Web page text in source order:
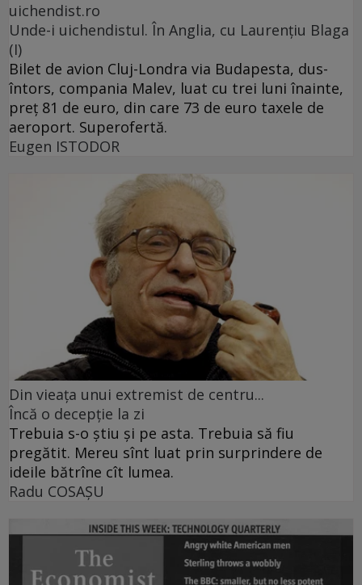
uichendist.ro
Unde-i uichendistul. În Anglia, cu Laurenţiu Blaga
(I)
Bilet de avion Cluj-Londra via Budapesta, dus-
întors, compania Malev, luat cu trei luni înainte,
preţ 81 de euro, din care 73 de euro taxele de
aeroport. Superofertă.
Eugen ISTODOR
Din vieaţa unui extremist de centru...
Încă o decepţie la zi
Trebuia s-o ştiu şi pe asta. Trebuia să fiu
pregătit. Mereu sînt luat prin surprindere de
ideile bătrîne cît lumea.
Radu COSAŞU